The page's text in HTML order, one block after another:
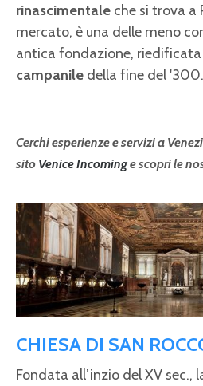
rinascimentale che si trova a
mercato, è una delle meno
antica fondazione, riedificata
campanile della fine del '300.
Cerchi esperienze e servizi a
sito Venice Incominge scopri le
CHIESA DI SAN
Fondata all’inzio del XV sec.,